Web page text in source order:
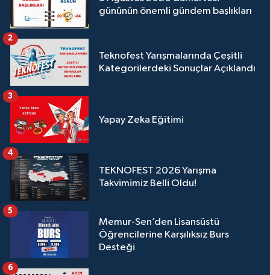
gününün önemli gündem başlıkları
Teknofest Yarışmalarında Çeşitli
Kategorilerdeki Sonuçlar Açıklandı
2
Yapay Zeka Eğitimi
3
TEKNOFEST 2026 Yarışma
Takvimimiz Belli Oldu!
4
Memur-Sen’den Lisansüstü
Öğrencilerine Karşılıksız Burs
Desteği
5
6